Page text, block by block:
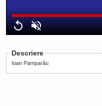
Subiecte grele
Bucuria Credinţei
Replica Braşovului
Replay Unmute
Descriere
Ioan Pamparău